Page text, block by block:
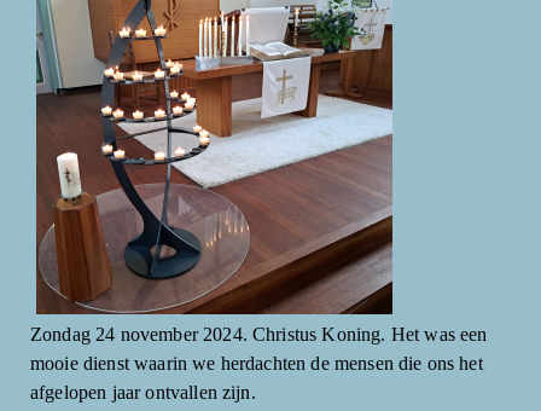
Zondag 24 november 2024. Christus Koning. Het was een
mooie dienst waarin we herdachten de mensen die ons het
afgelopen jaar ontvallen zijn.